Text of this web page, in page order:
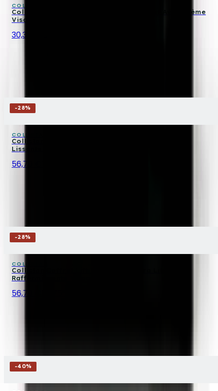
COLLISTAR
Collistar Uomo Hydra Coffret Hydratant Avec Crème
Visage Et Gel Nettoyant
30,31 €
-28%
COLLISTAR
Collistar Coffret Régénère Crème Anti-Rides
Lissante Visage Et Cou
56,70 €
-28%
COLLISTAR
Collistar Coffret Lift Hd+ Crème Ultra Liftante
Raffermissante Visage Et Cou
56,70 €
-40%